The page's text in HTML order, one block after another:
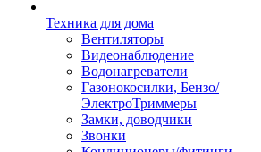
Техника для дома
Вентиляторы
Видеонаблюдение
Водонагреватели
Газонокосилки, Бензо/
ЭлектроТриммеры
Замки, доводчики
Звонки